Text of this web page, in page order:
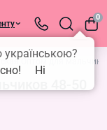
0
Оптом для
48-50
Ні